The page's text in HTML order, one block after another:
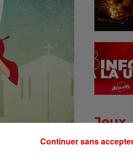
Jeux
Continuer sans